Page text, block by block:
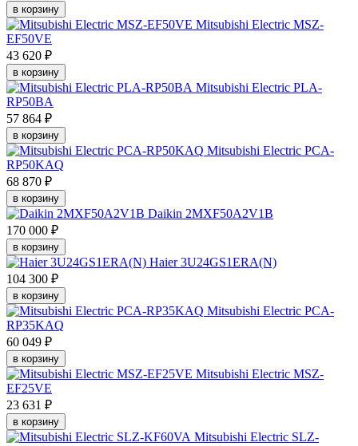
в корзину
Mitsubishi Electric MSZ-
EF50VE
43 620 ₽
в корзину
Mitsubishi Electric PLA-
RP50BA
57 864 ₽
в корзину
Mitsubishi Electric PCA-
RP50KAQ
68 870 ₽
в корзину
Daikin 2MXF50A2V1B
170 000 ₽
в корзину
Haier 3U24GS1ERA(N)
104 300 ₽
в корзину
Mitsubishi Electric PCA-
RP35KAQ
60 049 ₽
в корзину
Mitsubishi Electric MSZ-
EF25VE
23 631 ₽
в корзину
Mitsubishi Electric SLZ-